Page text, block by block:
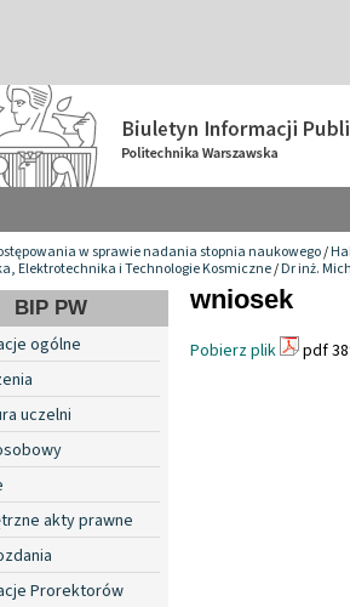
w sprawie nadania stopnia naukowego/
Elektrotechnika i Technologie Kosmiczne/Dr inż.
BIP PW
ogólne
uczelni
akty prawne
Prorektorów
wniosek
Pobierz plik pdf